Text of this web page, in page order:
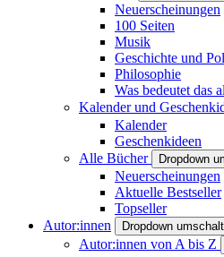
Neuerscheinungen
100 Seiten
Musik
Geschichte und
Philosophie
Was bedeutet das
Kalender und
Kalender
Geschenkideen
Alle Bücher
Dropdown
Neuerscheinungen
Aktuelle Bestseller
Topseller
Autor:innen
Dropdown
Autor:innen von A bis Z